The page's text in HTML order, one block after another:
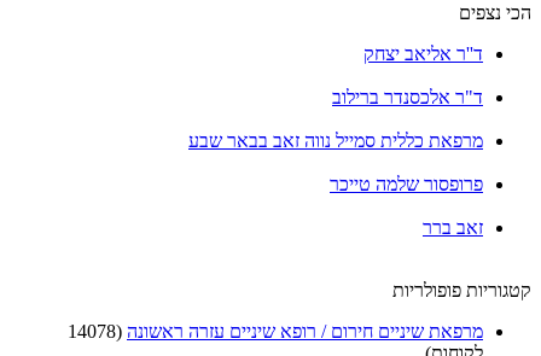
הכי נצפים
ד''ר אליאב יצחק
ד"ר אלכסנדר ברילוב
מרפאת כללית סמייל נווה זאב בבאר שבע
פרופסור שלמה טייכר
זאב ברר
קטגוריות פופולריות
מרפאת שיניים חירום / רופא שיניים עזרה ראשונה (14078